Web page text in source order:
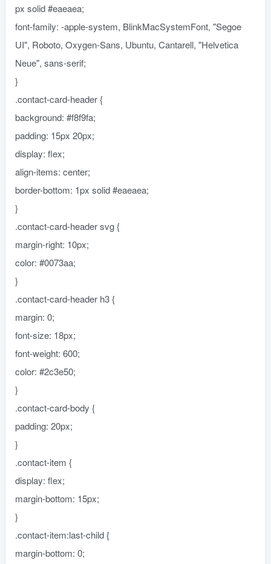
px solid #eaeaea;
font-family: -apple-system, BlinkMacSystemFont, "Segoe
UI", Roboto, Oxygen-Sans, Ubuntu, Cantarell, "Helvetica
Neue", sans-serif;
}
.contact-card-header {
background: #f8f9fa;
padding: 15px 20px;
display: flex;
align-items: center;
border-bottom: 1px solid #eaeaea;
}
.contact-card-header svg {
margin-right: 10px;
color: #0073aa;
}
.contact-card-header h3 {
margin: 0;
font-size: 18px;
font-weight: 600;
color: #2c3e50;
}
.contact-card-body {
padding: 20px;
}
.contact-item {
display: flex;
margin-bottom: 15px;
}
.contact-item:last-child {
margin-bottom: 0;